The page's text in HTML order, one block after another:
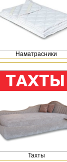
Наматрасники
Тахты